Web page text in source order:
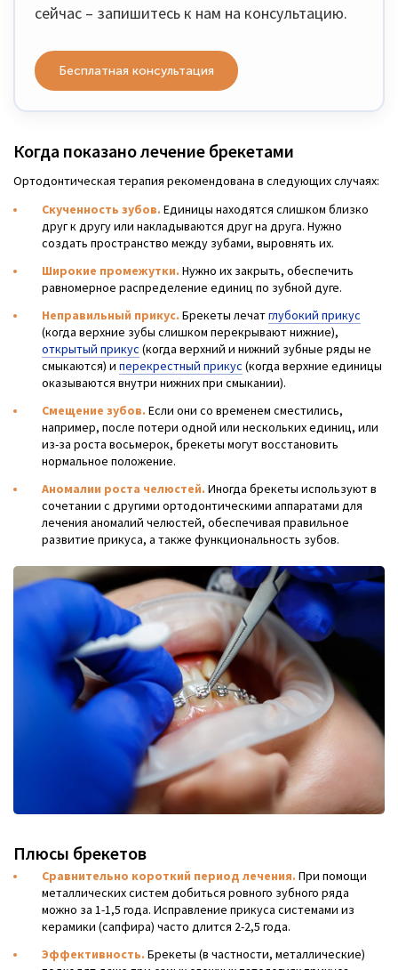
сейчас – запишитесь к нам на консультацию.
Бесплатная консультация
Когда показано лечение брекетами
Ортодонтическая терапия рекомендована в следующих случаях:
Скученность зубов. Единицы находятся слишком близко
друг к другу или накладываются друг на друга. Нужно
создать пространство между зубами, выровнять их.
Широкие промежутки. Нужно их закрыть, обеспечить
равномерное распределение единиц по зубной дуге.
Неправильный прикус. Брекеты лечатглубокий прикус
(когда верхние зубы слишком перекрывают нижние),
открытый прикус (когда верхний и нижний зубные ряды не
смыкаются) и перекрестный прикус (когда верхние единицы
оказываются внутри нижних при смыкании).
Смещение зубов. Если они со временем сместились,
например, после потери одной или нескольких единиц, или
из-за роста восьмерок, брекеты могут восстановить
нормальное положение.
Аномалии роста челюстей. Иногда брекеты используют в
сочетании с другими ортодонтическими аппаратами для
лечения аномалий челюстей, обеспечивая правильное
развитие прикуса, а также функциональность зубов.
Плюсы брекетов
Сравнительно короткий период лечения. При помощи
металлических систем добиться ровного зубного ряда
можно за 1-1,5 года. Исправление прикуса системами из
керамики (сапфира) часто длится 2-2,5 года.
Эффективность. Брекеты (в частности, металлические)